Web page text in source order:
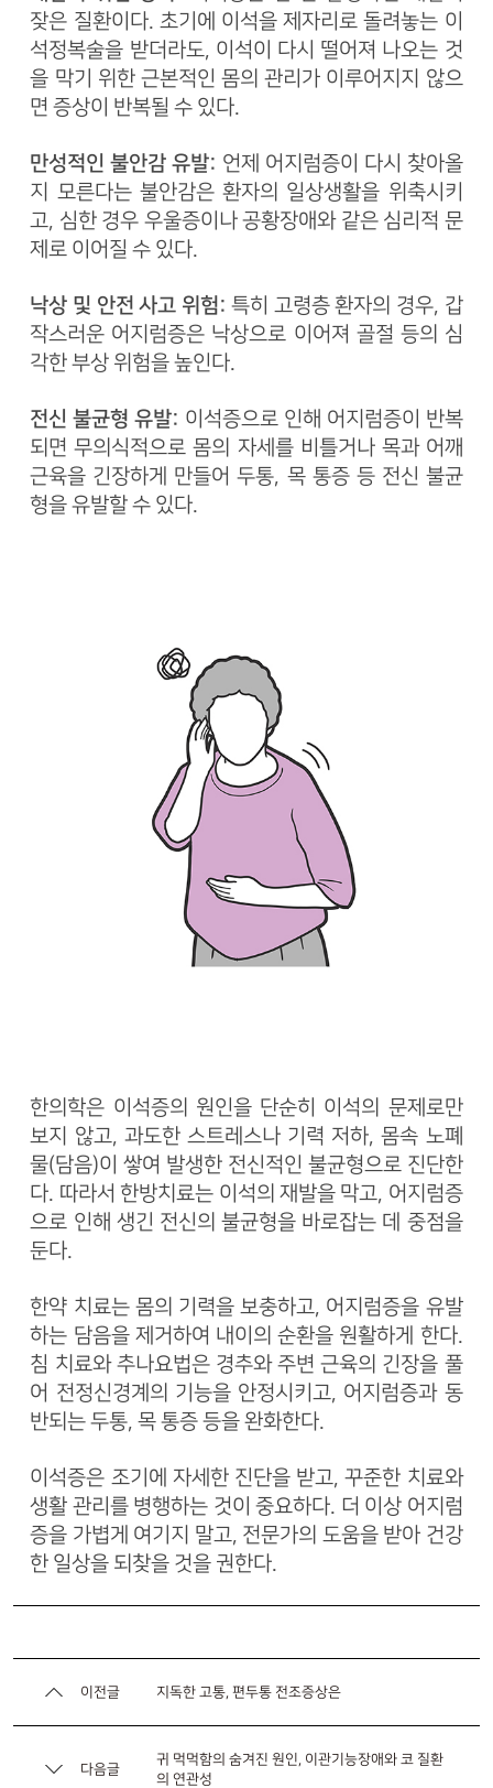
잦은 질환이다. 초기에 이석을 제자리로 돌려놓는 이
석정복술을 받더라도, 이석이 다시 떨어져 나오는 것
을 막기 위한 근본적인 몸의 관리가 이루어지지 않으
면 증상이 반복될 수 있다.
만성적인 불안감 유발: 언제 어지럼증이 다시 찾아올
지 모른다는 불안감은 환자의 일상생활을 위축시키
고, 심한 경우 우울증이나 공황장애와 같은 심리적 문
제로 이어질 수 있다.
낙상 및 안전 사고 위험: 특히 고령층 환자의 경우, 갑
작스러운 어지럼증은 낙상으로 이어져 골절 등의 심
각한 부상 위험을 높인다.
전신 불균형 유발: 이석증으로 인해 어지럼증이 반복
되면 무의식적으로 몸의 자세를 비틀거나 목과 어깨
근육을 긴장하게 만들어 두통, 목 통증 등 전신 불균
형을 유발할 수 있다.
한의학은 이석증의 원인을 단순히 이석의 문제로만
보지 않고, 과도한 스트레스나 기력 저하, 몸속 노폐
물(담음)이 쌓여 발생한 전신적인 불균형으로 진단한
다. 따라서 한방치료는 이석의 재발을 막고, 어지럼증
으로 인해 생긴 전신의 불균형을 바로잡는 데 중점을
둔다.
한약 치료는 몸의 기력을 보충하고, 어지럼증을 유발
하는 담음을 제거하여 내이의 순환을 원활하게 한다.
침 치료와 추나요법은 경추와 주변 근육의 긴장을 풀
어 전정신경계의 기능을 안정시키고, 어지럼증과 동
반되는 두통, 목 통증 등을 완화한다.
이석증은 조기에 자세한 진단을 받고, 꾸준한 치료와
생활 관리를 병행하는 것이 중요하다. 더 이상 어지럼
증을 가볍게 여기지 말고, 전문가의 도움을 받아 건강
한 일상을 되찾을 것을 권한다.
이전글 지독한 고통, 편두통 전조증상은
다음글
귀 먹먹함의 숨겨진 원인, 이관기능장애와 코 질환
의 연관성